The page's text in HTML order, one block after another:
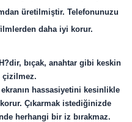
üretilmiştir. Telefonunuzu
daha iyi korur.
bıçak, anahtar gibi keskin
çizilmez.
hassasiyetini kesinlikle
Çıkarmak istediğinizde
herhangi bir iz bırakmaz.